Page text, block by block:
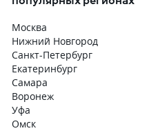
Москва
Нижний Новгород
Санкт-Петербург
Екатеринбург
Самара
Воронеж
Уфа
Омск